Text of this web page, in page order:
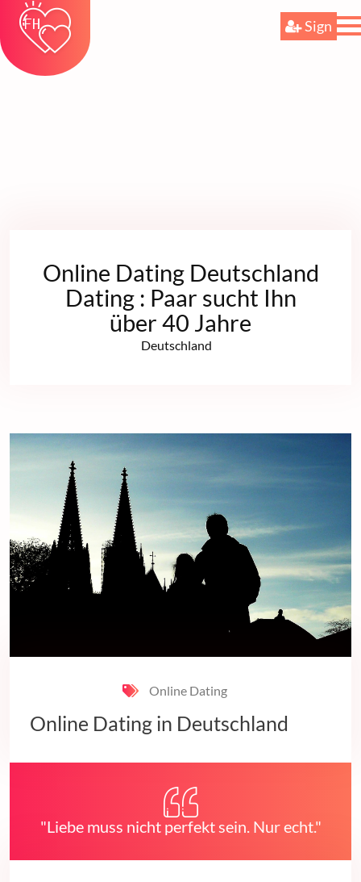
Sign
Online Dating Deutschland
Dating : Paar sucht Ihn
über 40 Jahre
Deutschland
Online Dating
Online Dating in Deutschland
"Liebe muss nicht perfekt sein. Nur echt."